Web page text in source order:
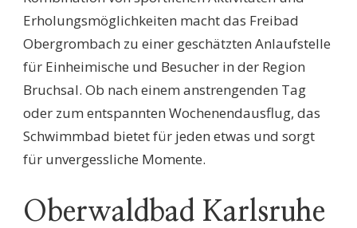
Erholungsmöglichkeiten macht das Freibad
Obergrombach zu einer geschätzten Anlaufstelle
für Einheimische und Besucher in der Region
Bruchsal. Ob nach einem anstrengenden Tag
oder zum entspannten Wochenendausflug, das
Schwimmbad bietet für jeden etwas und sorgt
für unvergessliche Momente.
Oberwaldbad Karlsruhe